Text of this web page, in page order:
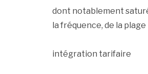
dont notablement
la fréquence, de la
intégration tarifaire